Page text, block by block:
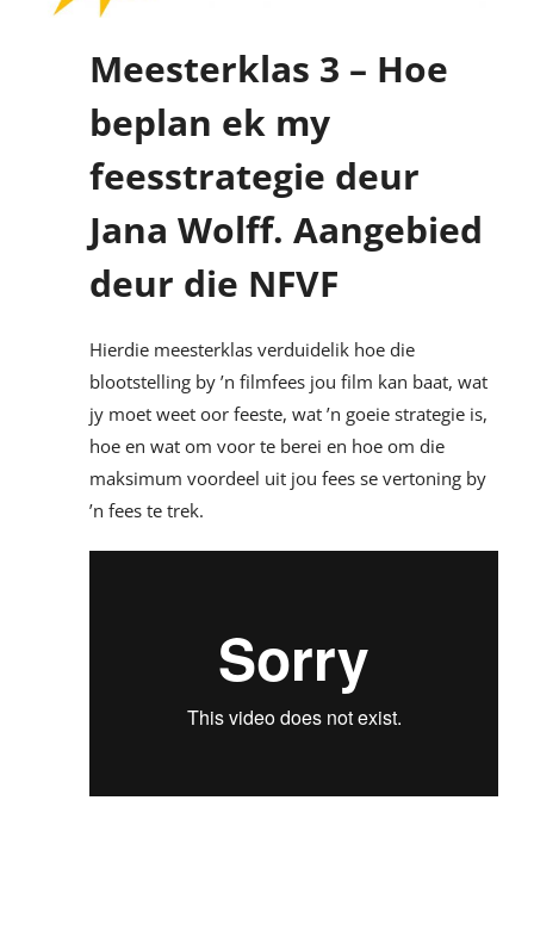
Meesterklas 3 – Hoe
beplan ek my
feesstrategie deur
Jana Wolff. Aangebied
deur die NFVF
Hierdie meesterklas verduidelik hoe die
blootstelling by ’n filmfees jou film kan baat, wat
jy moet weet oor feeste, wat ’n goeie strategie is,
hoe en wat om voor te berei en hoe om die
maksimum voordeel uit jou fees se vertoning by
’n fees te trek.